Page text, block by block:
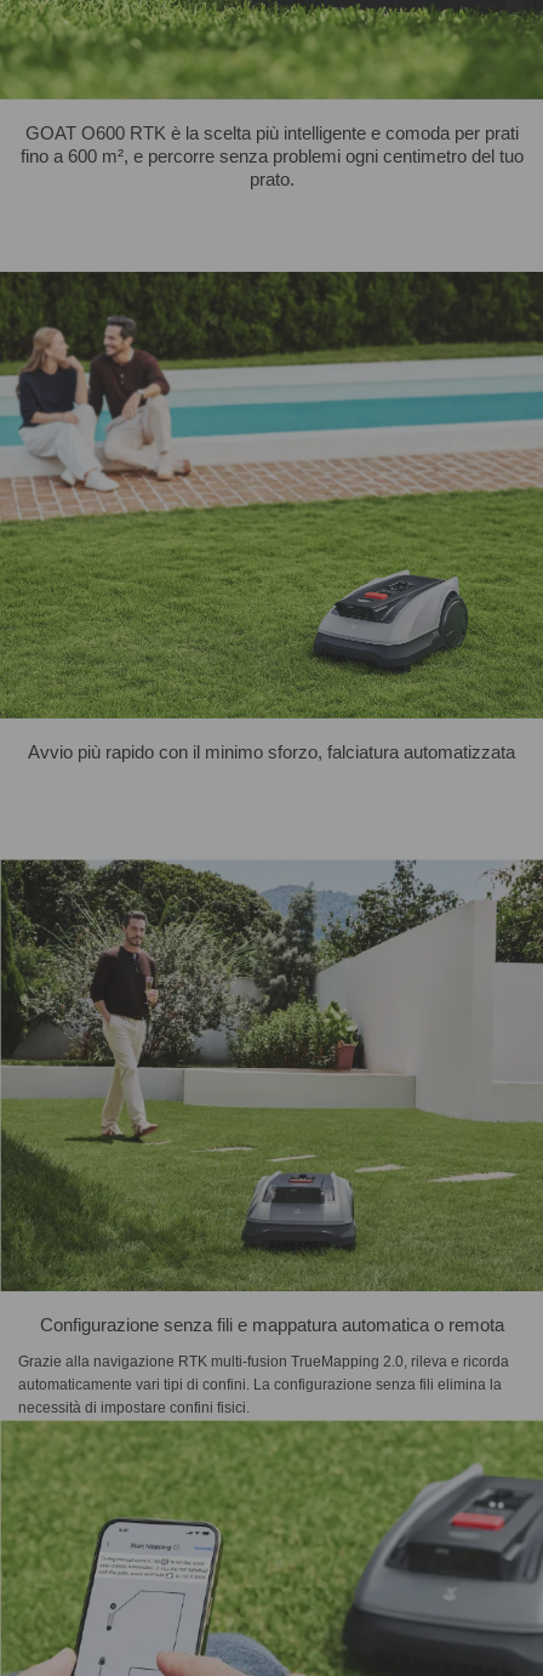
GOAT O600 RTK è la scelta più intelligente e comoda per prati
fino a 600 m², e percorre senza problemi ogni centimetro del tuo
prato.
Avvio più rapido con il minimo sforzo, falciatura automatizzata
Configurazione senza fili e mappatura automatica o remota
Grazie alla navigazione RTK multi-fusion TrueMapping 2.0, rileva e ricorda
automaticamente vari tipi di confini. La configurazione senza fili elimina la
necessità di impostare confini fisici.